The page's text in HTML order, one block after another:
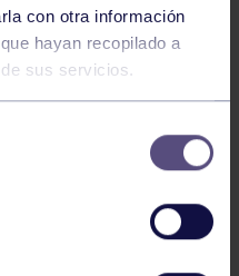
con otra información
hayan recopilado a
sus servicios.